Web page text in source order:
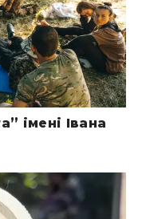
імені Івана